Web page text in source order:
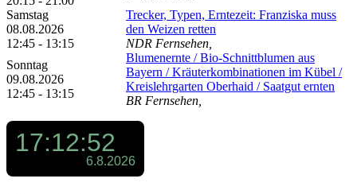
Samstag
08.08.2026
12:45 - 13:15
Trecker, Typen, Erntezeit: Franziska muss
den Weizen retten
NDR Fernsehen,
Sonntag
09.08.2026
12:45 - 13:15
Blumenernte /​ Bio-Schnittblumen aus
Bayern /​ Kräuterkombinationen im Kübel /​
Kreislehrgarten Oberhaid /​ Saatgut ernten
BR Fernsehen,